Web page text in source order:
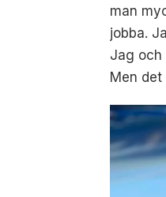
man
jobba.
Jag och
Men